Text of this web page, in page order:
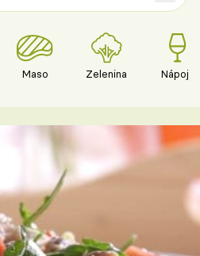
Maso Zelenina Nápoje